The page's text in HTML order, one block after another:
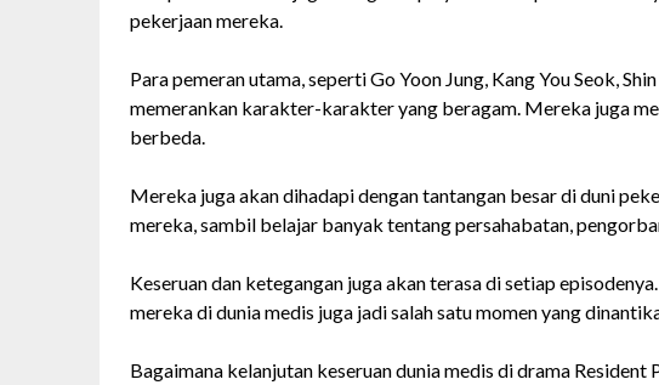
pekerjaan mereka.
Para pemeran utama, seperti Go Yoon Jung, Kang You Seok,
memerankan karakter-karakter yang beragam. Mereka juga
berbeda.
Mereka juga akan dihadapi dengan tantangan besar di duni
mereka, sambil belajar banyak tentang persahabatan,
Keseruan dan ketegangan juga akan terasa di setiap
mereka di dunia medis juga jadi salah satu momen yang
Bagaimana kelanjutan keseruan dunia medis di drama